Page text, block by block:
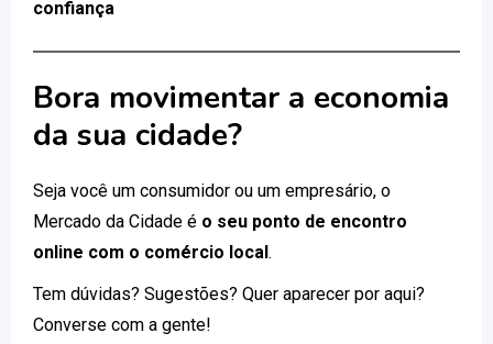
confiança
Bora movimentar a economia
da sua cidade?
Seja você um consumidor ou um empresário, o
Mercado da Cidade é o seu ponto de encontro
online com o comércio local.
Tem dúvidas? Sugestões? Quer aparecer por aqui?
Converse com a gente!